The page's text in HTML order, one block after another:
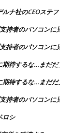
ナ社のCEOステ
持者のパソコンに
持者のパソコンに
待するな…まだだ
待するな…まだだ
持者のパソコンに
ロシ